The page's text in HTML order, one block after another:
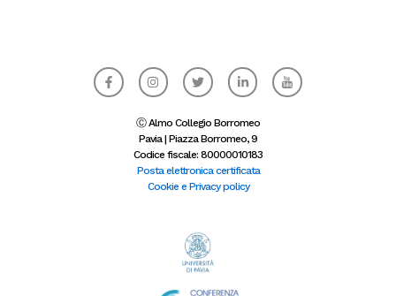
F
a
c
I
n
s
a
g
r
a
m
T
w
i
t
e
r
L
i
n
e
d
i
n
-
i
n
I
c
o
Ⓒ Almo Collegio Borromeo
Pavia | Piazza Borromeo, 9
Codice fiscale: 80000010183
Posta elettronica certificata
Cookie e Privacy policy